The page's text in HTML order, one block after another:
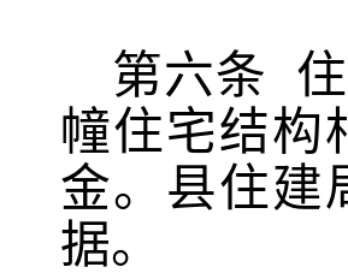
第六条
幢住宅结构
金。 县住建
据。